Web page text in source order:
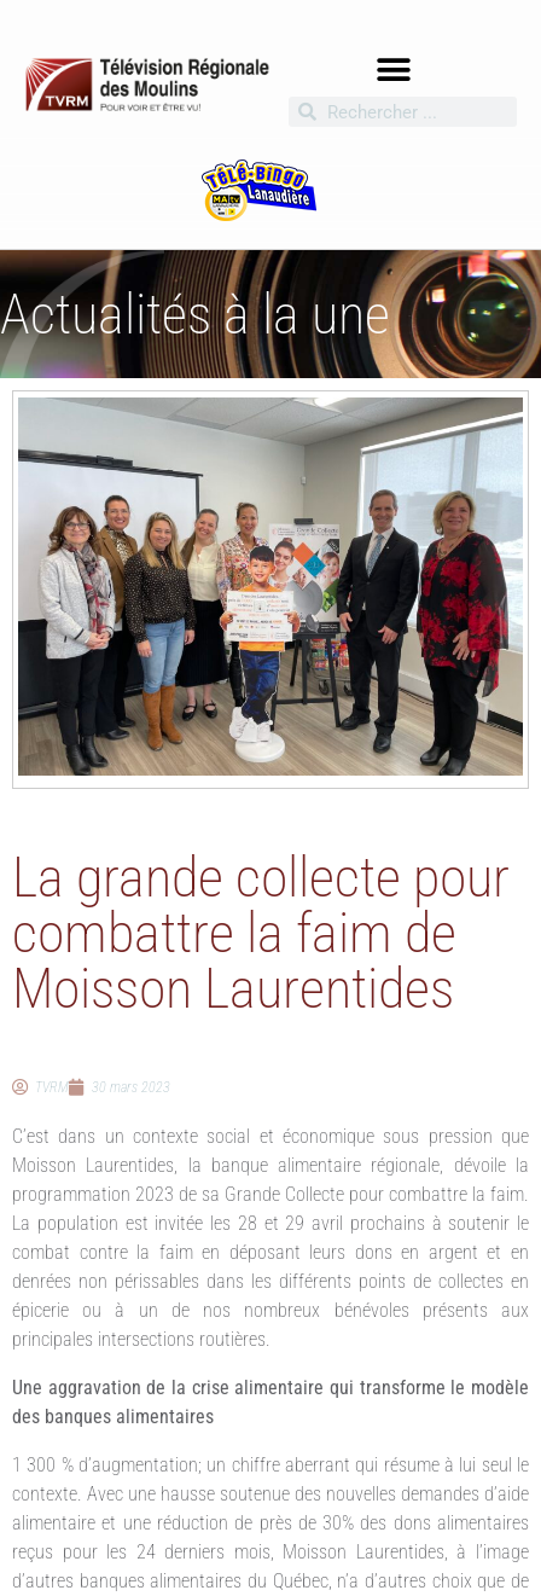
Actualités à la une
La grande collecte pour
combattre la faim de
Moisson Laurentides
TVRM 30 mars 2023
C’est dans un contexte social et économique sous pression que
Moisson Laurentides, la banque alimentaire régionale, dévoile la
programmation 2023 de sa Grande Collecte pour combattre la faim.
La population est invitée les 28 et 29 avril prochains à soutenir le
combat contre la faim en déposant leurs dons en argent et en
denrées non périssables dans les différents points de collectes en
épicerie ou à un de nos nombreux bénévoles présents aux
principales intersections routières.
Une aggravation de la crise alimentaire qui transforme le modèle
des banques alimentaires
1 300 % d’augmentation; un chiffre aberrant qui résume à lui seul le
contexte. Avec une hausse soutenue des nouvelles demandes d’aide
alimentaire et une réduction de près de 30% des dons alimentaires
reçus pour les 24 derniers mois, Moisson Laurentides, à l’image
d’autres banques alimentaires du Québec, n’a d’autres choix que de